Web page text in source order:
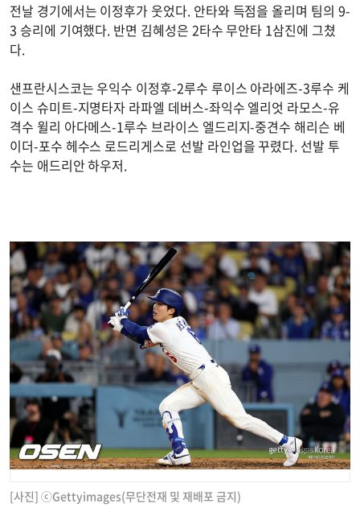
전날 경기에서는 이정후가 웃었다. 안타와 득점을 올리며 팀의 9-
3 승리에 기여했다. 반면 김혜성은 2타수 무안타 1삼진에 그쳤
다.
샌프란시스코는 우익수 이정후-2루수 루이스 아라에즈-3루수 케
이스 슈미트-지명타자 라파엘 데버스-좌익수 엘리엇 라모스-유
격수 윌리 아다메스-1루수 브라이스 엘드리지-중견수 해리슨 베
이더-포수 헤수스 로드리게스로 선발 라인업을 꾸렸다. 선발 투
수는 애드리안 하우저.
[사진] ⓒGettyimages(무단전재 및 재배포 금지)